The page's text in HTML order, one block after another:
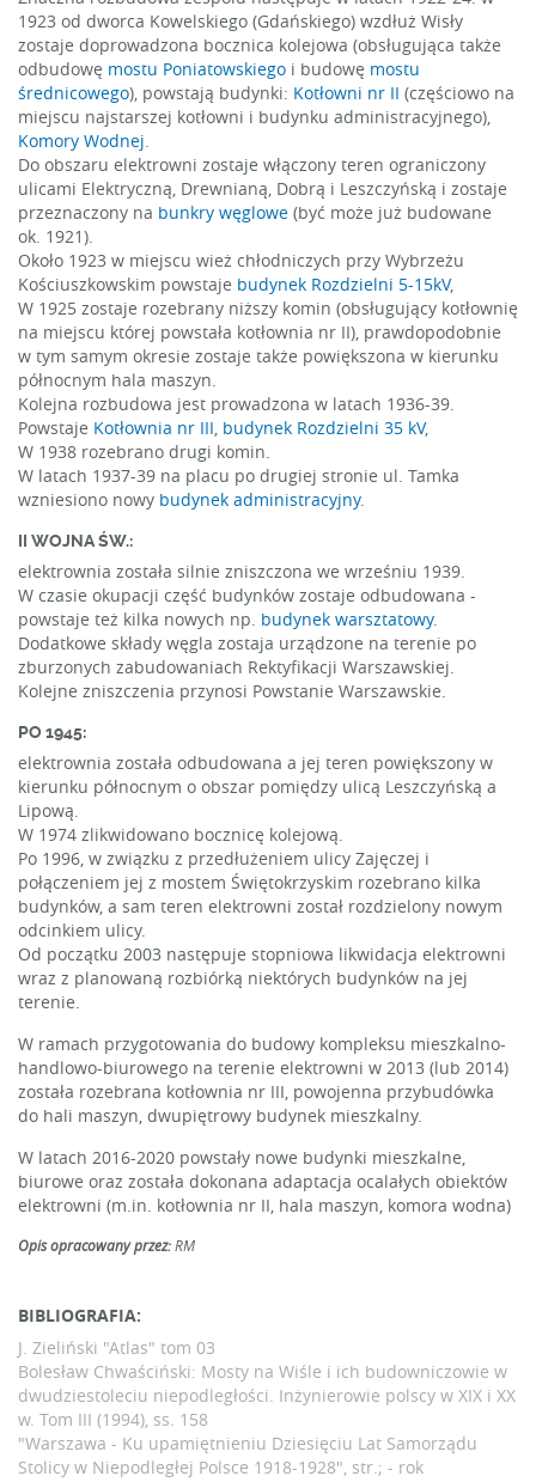
1923 od dworca Kowelskiego (Gdańskiego) wzdłuż Wisły
zostaje doprowadzona bocznica kolejowa (obsługująca także
odbudowę mostu Poniatowskiego i budowę mostu
średnicowego), powstają budynki: Kotłowni nr II (częściowo na
miejscu najstarszej kotłowni i budynku administracyjnego),
Komory Wodnej
Do obszaru elektrowni zostaje włączony teren ograniczony
ulicami Elektryczną, Drewnianą, Dobrą i Leszczyńską i zostaje
przeznaczony na bunkry węglowe (być może już budowane
ok. 1921).
Około 1923 w miejscu wież chłodniczych przy Wybrzeżu
Kościuszkowskim powstaje budynek Rozdzielni 5-15kV,
W 1925 zostaje rozebrany niższy komin (obsługujący kotłownię
na miejscu której powstała kotłownia nr II), prawdopodobnie
w tym samym okresie zostaje także powiększona w kierunku
północnym hala maszyn.
Kolejna rozbudowa jest prowadzona w latach 1936-39.
Powstaje Kotłownia nr III budynek Rozdzielni 35 kV,
W 1938 rozebrano drugi komin.
W latach 1937-39 na placu po drugiej stronie ul. Tamka
wzniesiono nowy budynek administracyjny.
II WOJNA ŚW.:
elektrownia została silnie zniszczona we wrześniu 1939.
W czasie okupacji część budynków zostaje odbudowana -
powstaje też kilka nowych np. budynek warsztatowy.
Dodatkowe składy węgla zostaja urządzone na terenie po
zburzonych zabudowaniach Rektyfikacji Warszawskiej.
Kolejne zniszczenia przynosi Powstanie Warszawskie.
PO 1945:
elektrownia została odbudowana a jej teren powiększony w
kierunku północnym o obszar pomiędzy ulicą Leszczyńską a
Lipową.
W 1974 zlikwidowano bocznicę kolejową.
Po 1996, w związku z przedłużeniem ulicy Zajęczej i
połączeniem jej z mostem Świętokrzyskim rozebrano kilka
budynków, a sam teren elektrowni został rozdzielony nowym
odcinkiem ulicy.
Od początku 2003 następuje stopniowa likwidacja elektrowni
wraz z planowaną rozbiórką niektórych budynków na jej
terenie.
W ramach przygotowania do budowy kompleksu mieszkalno-
handlowo-biurowego na terenie elektrowni w 2013 (lub 2014)
została rozebrana kotłownia nr III, powojenna przybudówka
do hali maszyn, dwupiętrowy budynek mieszkalny.
W latach 2016-2020 powstały nowe budynki mieszkalne,
biurowe oraz została dokonana adaptacja ocalałych obiektów
elektrowni (m.in. kotłownia nr II, hala maszyn, komora wodna)
Opis opracowany przez:RM
BIBLIOGRAFIA:
J. Zieliński "Atlas" tom 03
Bolesław Chwaściński: Mosty na Wiśle i ich budowniczowie w
dwudziestoleciu niepodległości. Inżynierowie polscy w XIX i XX
w. Tom III (1994), ss. 158
"Warszawa - Ku upamiętnieniu Dziesięciu Lat Samorządu
Stolicy w Niepodległej Polsce 1918-1928", str.; - rok